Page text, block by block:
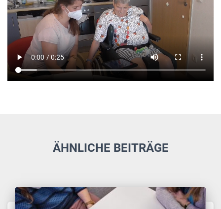
ÄHNLICHE BEITRÄGE